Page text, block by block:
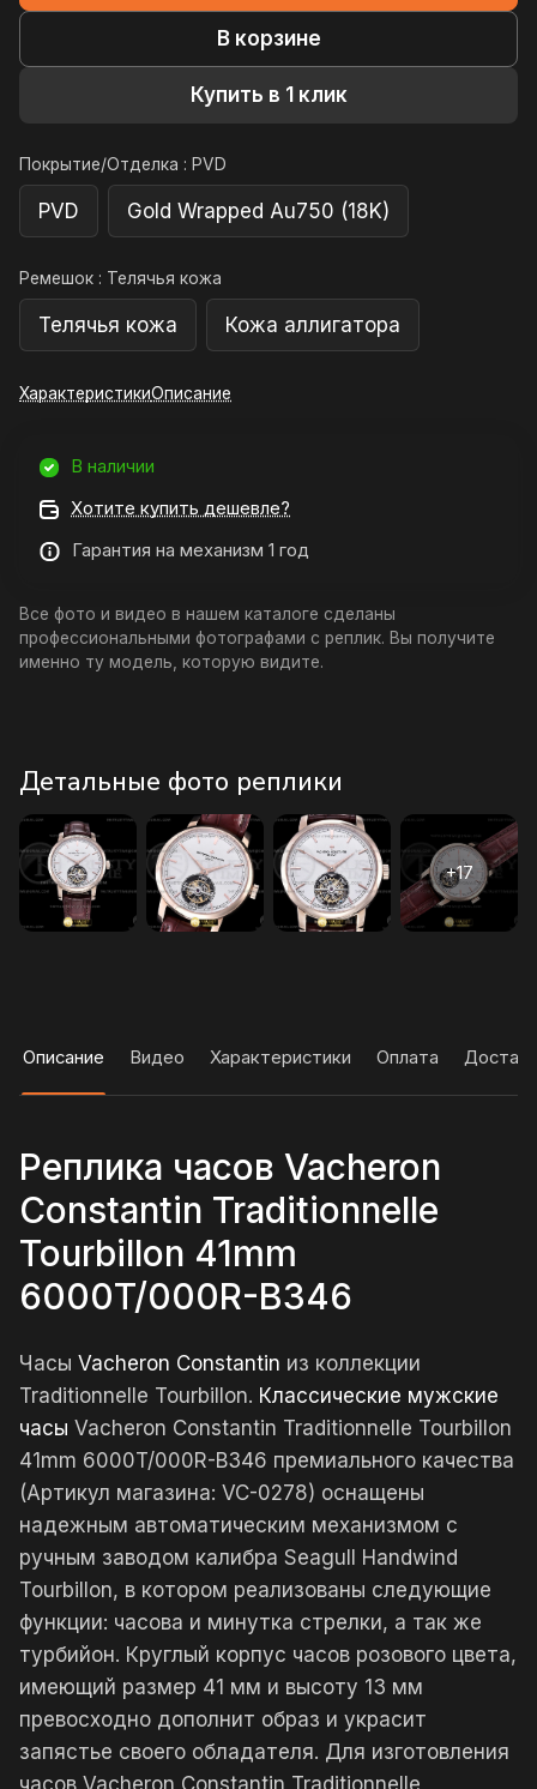
В корзине
Купить в 1 клик
Покрытие/Отделка : PVD
PVD Gold Wrapped Au750 (18K)
Ремешок : Телячья кожа
Телячья кожа Кожа аллигатора
ХарактеристикиОписание
В наличии
Хотите купить дешевле?
Гарантия на механизм 1 год
Все фото и видео в нашем каталоге сделаны
профессиональными фотографами с реплик. Вы получите
именно ту модель, которую видите.
Детальные фото реплики
Описание Видео Характеристики Оплата
Реплика часов Vacheron
Constantin Traditionnelle
Tourbillon 41mm
6000T/000R-B346
Часы Vacheron Constantin из коллекции
Traditionnelle Tourbillon. Классические мужские
часы Vacheron Constantin Traditionnelle Tourbillon
41mm 6000T/000R-B346 премиального качества
(Артикул магазина: VC-0278) оснащены
надежным автоматическим механизмом с
ручным заводом калибра Seagull Handwind
Tourbillon, в котором реализованы следующие
функции: часова и минутка стрелки, а так же
турбийон. Круглый корпус часов розового цвета,
имеющий размер 41 мм и высоту 13 мм
превосходно дополнит образ и украсит
запястье своего обладателя. Для изготовления